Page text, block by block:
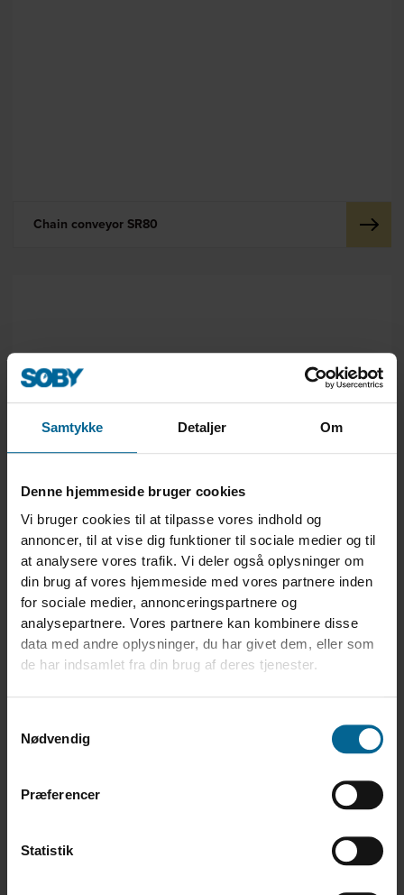
Samtykke Detaljer Om
Denne hjemmeside bruger cookies
Vi bruger cookies til at tilpasse vores indhold og
annoncer, til at vise dig funktioner til sociale medier og til
at analysere vores trafik. Vi deler også oplysninger om
din brug af vores hjemmeside med vores partnere inden
for sociale medier, annonceringspartnere og
analysepartnere. Vores partnere kan kombinere disse
data med andre oplysninger, du har givet dem, eller som
de har indsamlet fra din brug af deres tjenester.
Nødvendig
Præferencer
Statistik
Chain conveyor SR80
Chain conveyor SR80 (inclined 10°-30°)